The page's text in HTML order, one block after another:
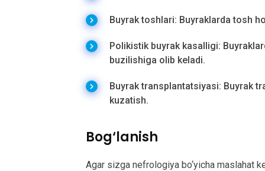
Buyrak toshlari: Buyraklarda tosh
Polikistik buyrak kasalligi:
buzilishiga olib keladi.
Buyrak transplantatsiyasi: Buyrak
kuzatish.
Bog‘lanish
Agar sizga nefrologiya bo‘yicha maslahat